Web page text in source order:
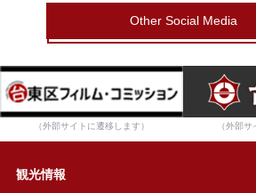
Other Social Media
（外部サイトに遷移します） （外部
観光情報